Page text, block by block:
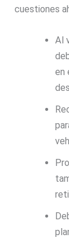
cuestiones
Al
en